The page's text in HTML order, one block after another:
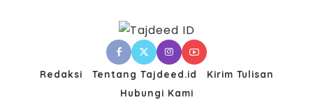
Redaksi Tentang Tajdeed.id
Kirim Tulisan
Hubungi Kami